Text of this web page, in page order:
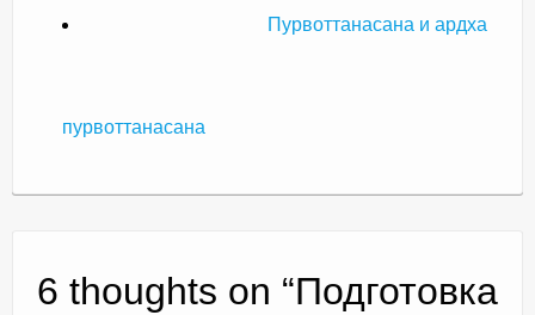
Пурвоттанасана и ардха
пурвоттанасана
6 thoughts on “Подготовка